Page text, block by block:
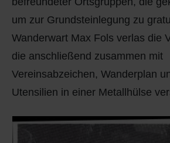
um zur Grundsteinlegung zu
Wanderwart Max Fols verlas die
die anschließend zusammen mit
Vereinsabzeichen, Wanderplan
Utensilien in einer Metallhülse